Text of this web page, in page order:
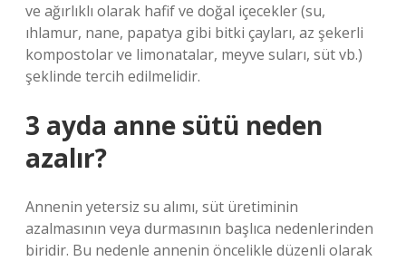
ve ağırlıklı olarak hafif ve doğal içecekler (su,
ıhlamur, nane, papatya gibi bitki çayları, az şekerli
kompostolar ve limonatalar, meyve suları, süt vb.)
şeklinde tercih edilmelidir.
3 ayda anne sütü neden
azalır?
Annenin yetersiz su alımı, süt üretiminin
azalmasının veya durmasının başlıca nedenlerinden
biridir. Bu nedenle annenin öncelikle düzenli olarak